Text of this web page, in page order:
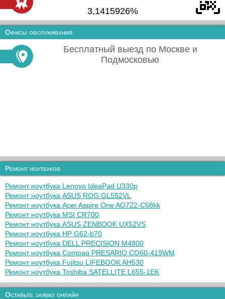
3,1415926%
Офисы обслуживания
Бесплатный выезд по Москве и
Подмосковью
Ремонт ноутбуков
Ремонт ноутбука Lenovo IdeaPad U330p
Ремонт ноутбука ASUS ROG GL552VL
Ремонт ноутбука Acer Aspire One AO722-C68kk
Ремонт ноутбука MSI CR700
Ремонт ноутбука ASUS ZENBOOK UX52VS
Ремонт ноутбука HP G62-b70
Ремонт ноутбука DELL PRECISION M4800
Ремонт ноутбука Compaq PRESARIO CQ60-419WM
Ремонт ноутбука Fujitsu LIFEBOOK AH530
Ремонт ноутбука Toshiba SATELLITE L655-1EK
Оставьте заявку онлайн